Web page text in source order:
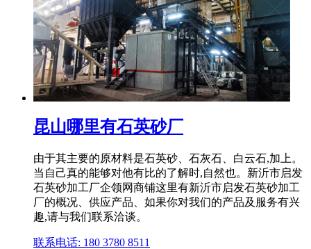
昆山哪里有石英砂厂
由于其主要的原材料是石英砂、石灰石、白云石,加上。
当自己真的能够对他有比的了解时,自然也。新沂市启发
石英砂加工厂企领网商铺这里有新沂市启发石英砂加工
厂的概况、供应产品、如果你对我们的产品及服务有兴
趣,请与我们联系洽谈。
联系电话: 180 3780 8511